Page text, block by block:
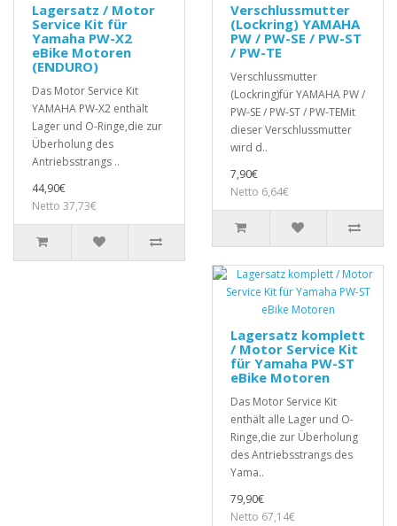
Lagersatz / Motor
Service Kit für
Yamaha PW-X2
eBike Motoren
(ENDURO)
Das Motor Service Kit
YAMAHA PW-X2 enthält
Lager und O-Ringe,die zur
Überholung des
Antriebsstrangs ..
44,90€
Netto 37,73€
Verschlussmutter
(Lockring) YAMAHA
PW / PW-SE / PW-ST
/ PW-TE
Verschlussmutter
(Lockring)für YAMAHA PW /
PW-SE / PW-ST / PW-TEMit
dieser Verschlussmutter
wird d..
7,90€
Netto 6,64€
Lagersatz komplett
/ Motor Service Kit
für Yamaha PW-ST
eBike Motoren
Das Motor Service Kit
enthält alle Lager und O-
Ringe,die zur Überholung
des Antriebsstrangs des
Yama..
79,90€
Netto 67,14€